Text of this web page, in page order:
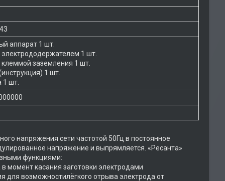
аппарат 1 шт.
электрододержателем 1 шт.
клеммой заземления 1 шт.
1 шт.
1 шт.
напряжения сети частотой 50Гц в постоянное
напряжение и выпрямляется. «Ресанта»
функциями:
момент касания заготовки электродами
для возможностилёгкого отрыва электрода от